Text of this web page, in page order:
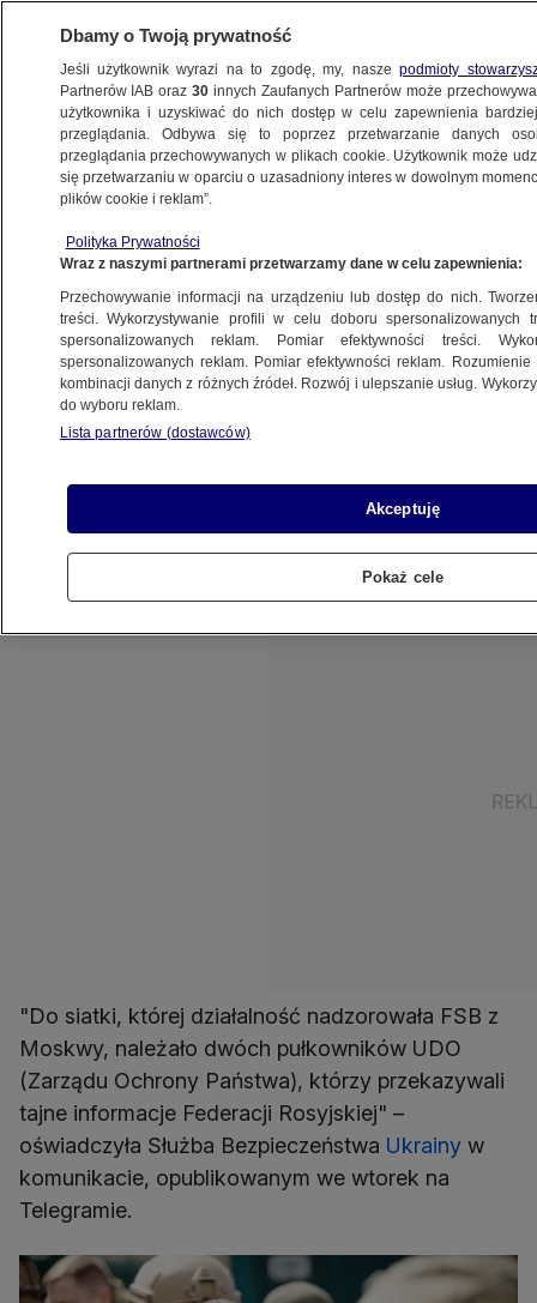
ŚWIAT
planujących zamach na Zełenskiego
7.05.2024, 13:28
Udostępnij
Pięć osób, które działając na rzecz Federalnej
Zełenskiego, zostało zatrzymanych przez
Służbę Bezpieczeństwa Ukrainy (SBU). Wśród
nich jest dwóch pułkowników UDO, ukraińskiej
służby ochrony najwyższych urzędników.
"Do siatki, której działalność nadzorowała FSB z
Moskwy, należało dwóch pułkowników UDO
(Zarządu Ochrony Państwa), którzy przekazywali
tajne informacje Federacji Rosyjskiej" –
oświadczyła Służba Bezpieczeństwa Ukrainy w
komunikacie, opublikowanym we wtorek na
Telegramie.
Dbamy o Twoją prywatność
Jeśli użytkownik wyrazi na to zgodę, my, naszepodmioty
Partnerów IAB oraz30 innych Zaufanych Partnerów może
użytkownika i uzyskiwać do nich dostęp w celu zapewnienia
przeglądania. Odbywa się to poprzez przetwarzanie danych
przeglądania przechowywanych w plikach cookie. Użytkownik może
się przetwarzaniu w oparciu o uzasadniony interes w dowolnym
plików cookie i reklam”.
Polityka Prywatności
Wraz z naszymi partnerami przetwarzamy dane w celu zapewnienia:
Przechowywanie informacji na urządzeniu lub dostęp do nich.
treści. Wykorzystywanie profili w celu doboru spersonalizowanych
spersonalizowanych reklam. Pomiar efektywności treści.
spersonalizowanych reklam. Pomiar efektywności reklam.
kombinacji danych z różnych źródeł. Rozwój i ulepszanie usług.
do wyboru reklam.
Lista partnerów (dostawców)
Akceptuję
Pokaż cele